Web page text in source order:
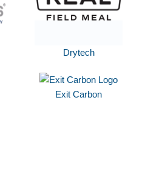
Drytech
Exit Carbon